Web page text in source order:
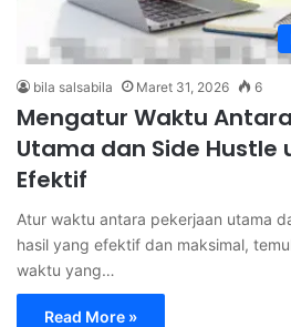
bila salsabila Maret 31, 2026 6
Mengatur Waktu
Utama dan Side Hustle
Efektif
Atur waktu antara pekerjaan utama
hasil yang efektif dan maksimal,
waktu yang…
Read More »